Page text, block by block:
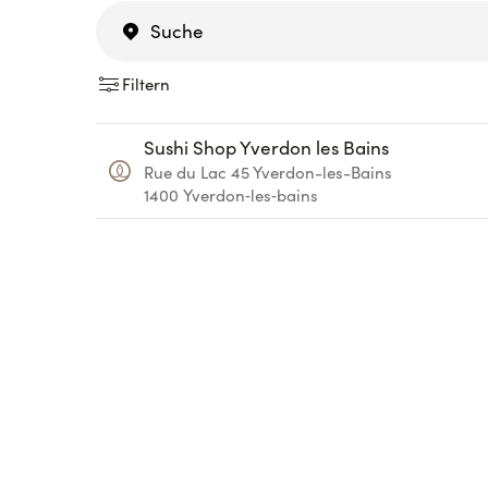
Filtern
Sushi Shop Yverdon les Bains
Rue du Lac 45Yverdon-les-Bains
1400 Yverdon‑les‑bains